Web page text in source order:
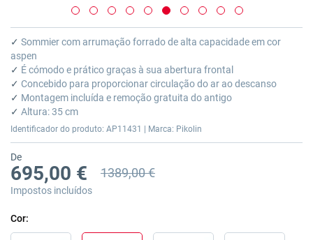
Saltar
para
o
início
da
Galeria
de
imagens
✓ Sommier com arrumação forrado de alta capacidade em cor
aspen
✓ É cómodo e prático graças à sua abertura frontal
✓ Concebido para proporcionar circulação do ar ao descanso
✓ Montagem incluída e remoção gratuita do antigo
✓ Altura: 35 cm
Identificador do produto: AP11431 | Marca: Pikolin
De
695,00 € Preço anterior
1389,00 €
Impostos incluídos
Cor